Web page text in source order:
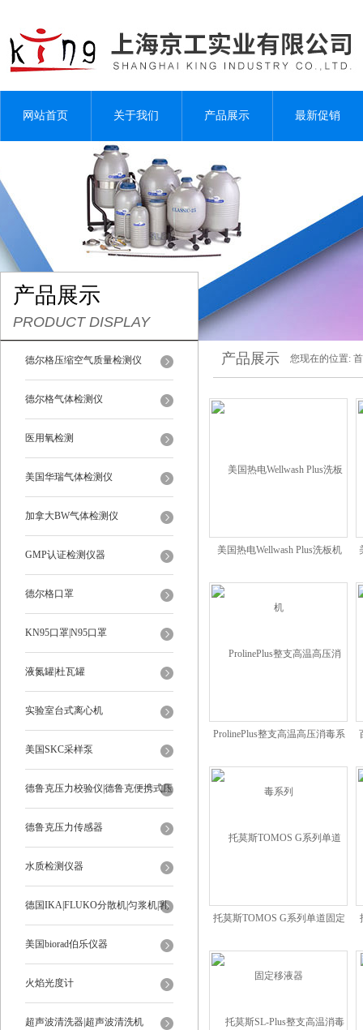
网站首页 关于我们 产品展示 最新促销
产品展示
PRODUCT DISPLAY
德尔格压缩空气质量检测仪
德尔格气体检测仪
医用氧检测
美国华瑞气体检测仪
加拿大BW气体检测仪
GMP认证检测仪器
德尔格口罩
KN95口罩|N95口罩
液氮罐|杜瓦罐
实验室台式离心机
美国SKC采样泵
德鲁克压力校验仪|德鲁克便携式压
力校验仪
德鲁克压力传感器
水质检测仪器
德国IKA|FLUKO分散机|匀浆机|乳
化机
美国biorad伯乐仪器
火焰光度计
超声波清洗器|超声波清洗机
产品展示 您现在的位置:
美国热电Wellwash Plus洗板机
ProlinePlus整支高温高压消毒系
托莫斯TOMOS G系列单道固定